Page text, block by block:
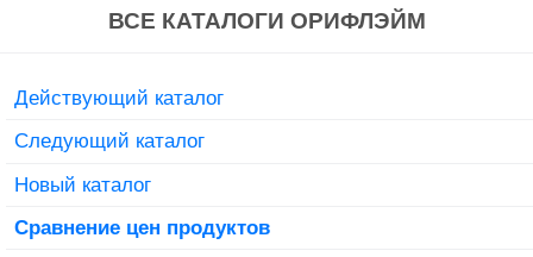
ВСЕ КАТАЛОГИ ОРИФЛЭЙМ
Действующий каталог
Следующий каталог
Новый каталог
Сравнение цен продуктов